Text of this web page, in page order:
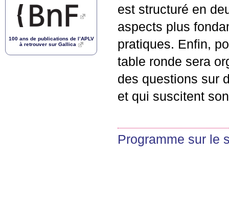
est structuré en
aspects plus
pratiques. Enfin,
table ronde sera
des questions sur
et qui suscitent
Programme sur le
100 ans de publications de l’APLV
à retrouver sur Gallica